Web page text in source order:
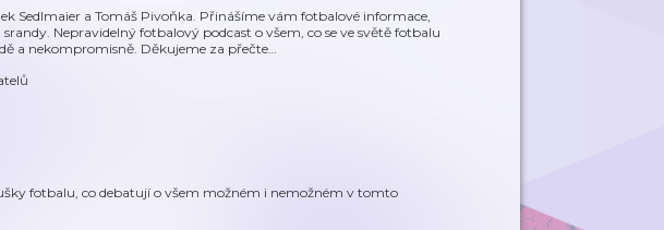
Sedlmaier a Tomáš Pivoňka. Přinášíme vám fotbalové informace,
Nepravidelný fotbalový podcast o všem, co se ve světě fotbalu
a nekompromisně. Děkujeme za přečte…
fotbalu, co debatují o všem možném i nemožném v tomto